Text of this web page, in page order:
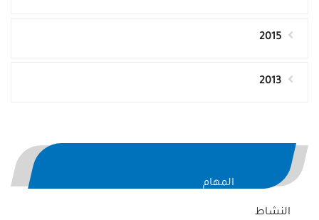
2015
2013
المهام
النشاط